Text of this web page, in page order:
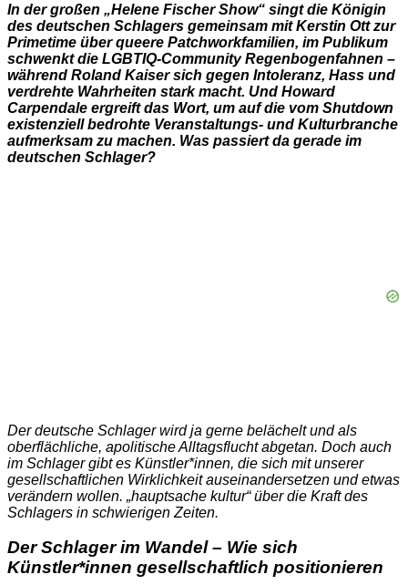
In der großen „Helene Fischer Show“ singt die Königin
des deutschen Schlagers gemeinsam mit Kerstin Ott zur
Primetime über queere Patchworkfamilien, im Publikum
schwenkt die LGBTIQ-Community Regenbogenfahnen –
während Roland Kaiser sich gegen Intoleranz, Hass und
verdrehte Wahrheiten stark macht. Und Howard
Carpendale ergreift das Wort, um auf die vom Shutdown
existenziell bedrohte Veranstaltungs- und Kulturbranche
aufmerksam zu machen. Was passiert da gerade im
deutschen Schlager?
Der deutsche Schlager wird ja gerne belächelt und als
oberflächliche, apolitische Alltagsflucht abgetan. Doch auch
im Schlager gibt es Künstler*innen, die sich mit unserer
gesellschaftlichen Wirklichkeit auseinandersetzen und etwas
verändern wollen. „hauptsache kultur“ über die Kraft des
Schlagers in schwierigen Zeiten.
Der Schlager im Wandel – Wie sich
Künstler*innen gesellschaftlich positionieren